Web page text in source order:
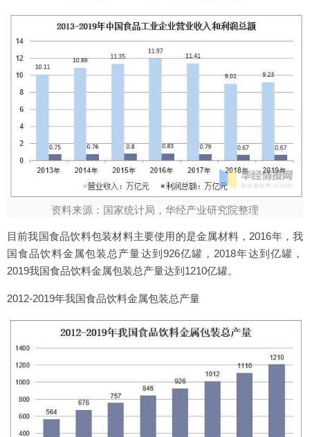
资料来源：国家统计局，华经产业研究院整理
目前我国食品饮料包装材料主要使用的是金属材料，2016年，我
国食品饮料金属包装总产量达到926亿罐，2018年达到亿罐，
2019我国食品饮料金属包装总产量达到1210亿罐。
2012-2019年我国食品饮料金属包装总产量